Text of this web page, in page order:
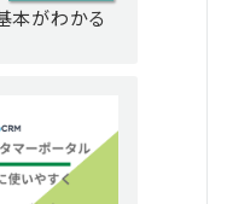
本がわかる